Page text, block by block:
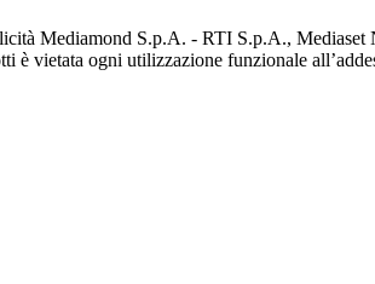
Mediamond S.p.A. - RTI S.p.A., Mediaset
è vietata ogni utilizzazione funzionale